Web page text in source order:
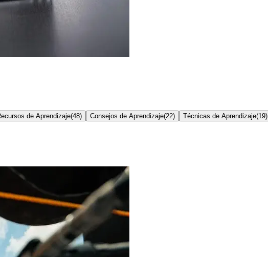
de Aprendizaje(48) Consejos de Aprendizaje(22) Técnicas de Aprendizaje(19)